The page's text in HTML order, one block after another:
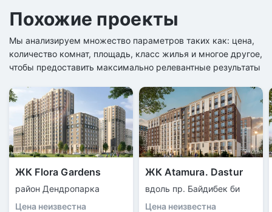
Похожие проекты
Мы анализируем множество параметров таких как: цена,
количество комнат, площадь, класс жилья и многое другое,
чтобы предоставить максимально релевантные результаты
ЖК Flora Gardens
район Дендропарка
Цена неизвестна
ЖК Atamura. Dastur
вдоль пр. Байдибек би
Цена неизвестна